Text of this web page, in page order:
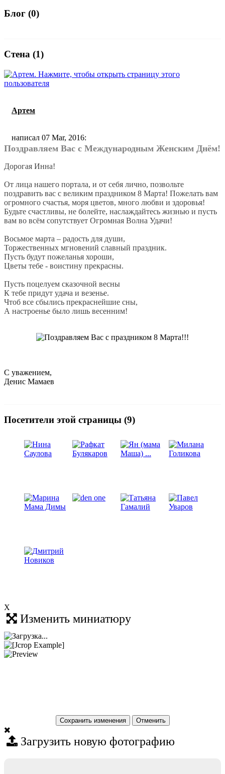
Блог (0)
Стена (1)
Артем
написал 07 Mar, 2016:
Поздравляем Вас с Международным Женским Днём!
Дорогая Инна!
От лица нашего портала, и от себя лично, позвольте
поздравить вас с великим праздником 8 Марта! Пожелать вам
огромного счастья, моря цветов, много любви и здоровья!
Будьте счастливы, не болейте, наслаждайтесь жизнью и пусть
вам во всём сопутствует Огромная Волна Удачи!
Восьмое марта – радость для души,
Торжественных мгновений славный праздник.
Пусть будут пожеланья хороши,
Цветы тебе - воистину прекрасны.
Пусть поцелуем сказочной весны
К тебе придут удача и везенье.
Чтоб все сбылись прекраснейшие сны,
А настроенье было лишь весенним!
С уважением,
Денис Мамаев
Посетители этой страницы (9)
X
Изменить миниатюру
Сохранить изменения
Загрузить новую фотографию